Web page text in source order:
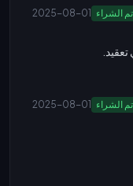
تم الشراء 2025-08-01
تم الشراء 2025-08-01